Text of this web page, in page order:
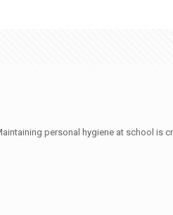
personal hygiene at school is